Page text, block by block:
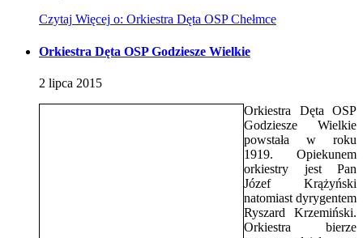
Czytaj Więcej o: Orkiestra Dęta OSP Chełmce
Orkiestra Dęta OSP Godziesze Wielkie
2 lipca 2015
Orkiestra Dęta OSP
Godziesze Wielkie
powstała w roku
1919. Opiekunem
orkiestry jest Pan
Józef Krążyński
natomiast dyrygentem
Ryszard Krzemiński.
Orkiestra bierze